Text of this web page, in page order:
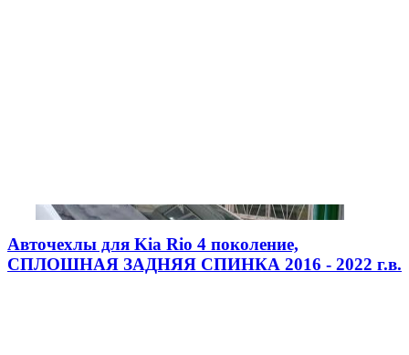
Авточехлы для Kia Rio 4 поколение,
СПЛОШНАЯ ЗАДНЯЯ СПИНКА 2016 - 2022 г.в.